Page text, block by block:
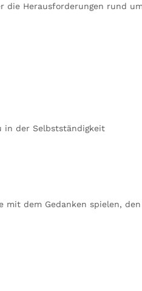
die Herausforderungen rund
in der Selbstständigkeit
dem Gedanken spielen,